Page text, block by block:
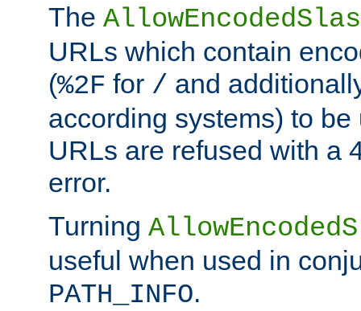
The
URLs which contain
(%2F for / and
according systems) to
URLs are refused with a
error.
Turning
useful when used in
PATH_INFO.